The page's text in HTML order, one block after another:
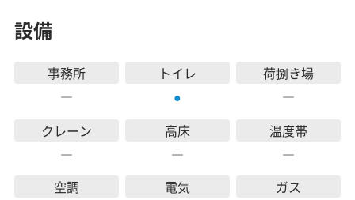
設備
事務所
―
トイレ
●
荷捌き場
―
クレーン
―
高床
―
温度帯
―
空調
電気
ガス